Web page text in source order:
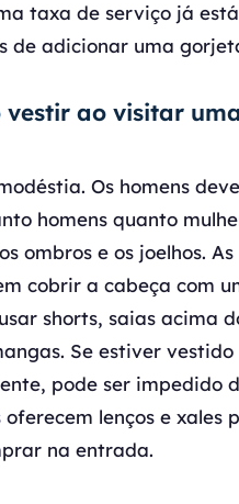
taxa de serviço já
de adicionar uma
vestir ao visitar
Os homens
homens quanto
ombros e os joelhos. As
cobrir a cabeça com
shorts, saias acima
Se estiver vestido
pode ser impedido
lenços e xales
na entrada.